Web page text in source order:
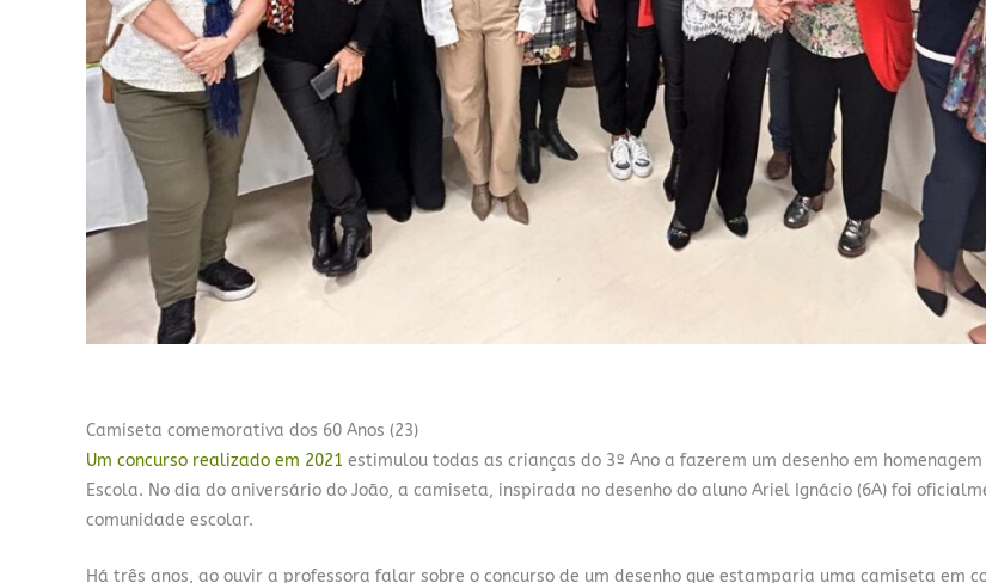
Camiseta comemorativa dos 60 Anos (23)
Um concurso realizado em 2021 estimulou todas as crianças do 3º Ano a fazerem um desenho em
Escola. No dia do aniversário do João, a camiseta, inspirada no desenho do aluno Ariel Ignácio (6A) foi
comunidade escolar.
Há três anos, ao ouvir a professora falar sobre o concurso de um desenho que estamparia uma camiseta em